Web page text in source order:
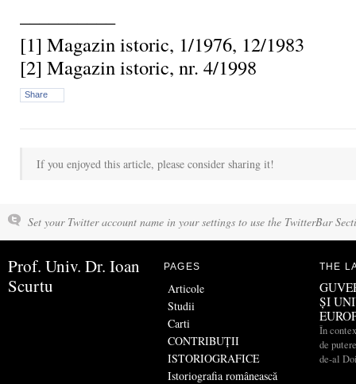
––––––––––
[1] Magazin istoric, 1/1976, 12/1983
[2] Magazin istoric, nr. 4/1998
Share
If you enjoyed this article, please consider sharing it!
Set your Twitter account name in your settings to use the TwitterBar
Prof. Univ. Dr. Ioan
Scurtu
PAGES
Articole
Studii
Carti
CONTRIBUŢII
ISTORIOGRAFICE
Istoriografia românească
THE
ȘI
În
de
de-al